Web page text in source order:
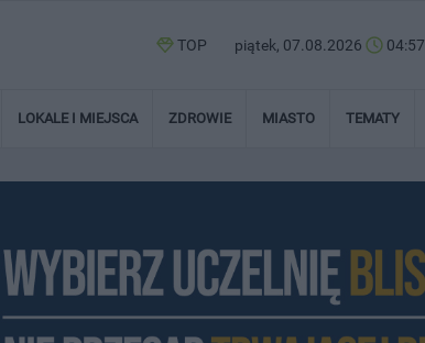
TOP piątek, 07.08.2026 04:57
LOKALE I MIEJSCA ZDROWIE MIASTO TEMATY